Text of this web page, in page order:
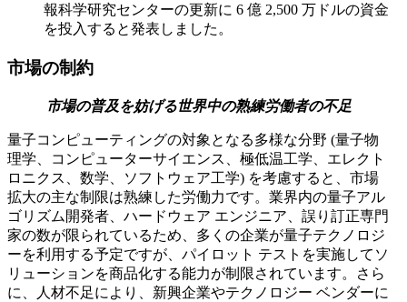
報科学研究センターの更新に 6 億 2,500 万ドルの資金
を投入すると発表しました。
市場の制約
市場の普及を妨げる世界中の熟練労働者の不足
量子コンピューティングの対象となる多様な分野 (量子物
理学、コンピューターサイエンス、極低温工学、エレクト
ロニクス、数学、ソフトウェア工学) を考慮すると、市場
拡大の主な制限は熟練した労働力です。業界内の量子アル
ゴリズム開発者、ハードウェア エンジニア、誤り訂正専門
家の数が限られているため、多くの企業が量子テクノロジ
ーを利用する予定ですが、パイロット テストを実施してソ
リューションを商品化する能力が制限されています。さら
に、人材不足により、新興企業やテクノロジー ベンダーに